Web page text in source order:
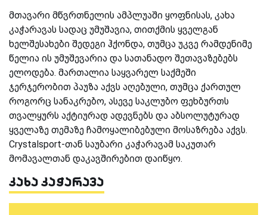
მთავარი მწვრთნელის ამპლუაში ყოფნისას, კახა
კაჭარავას სადაც უმუშავია, თითქმის ყველგან
ხელშესახები შედეგი ჰქონდა, თუმცა უკვე რამდენიმე
წელია ის უმუშევარია და სათანადო შეთავაზებებს
ელოდება. მართალია საყვარელ საქმეში
ჯერჯერობით პაუზა აქვს აღებული, თუმცა ქართულ
როგორც სანაკრებო, ასევე საკლუბო ფეხბურთს
თვალყურს აქტიურად ადევნებს და აბსოლუტურად
ყველაზე თემაზე ჩამოყალიბებული მოსაზრება აქვს.
Crystalsport-თან საუბარი კაჭარავამ საკუთარ
მომავალთან დაკავშირებით დაიწყო.
კახა კაჭარავა